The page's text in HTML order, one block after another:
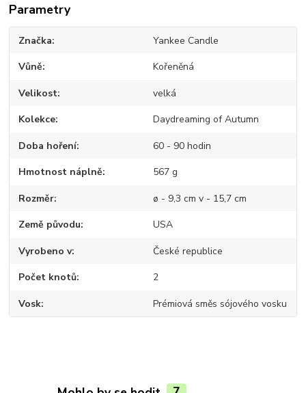
Parametry
Značka Yankee Candle
Vůně Kořeněná
Velikost velká
Kolekce Daydreaming of Autumn
Doba hoření 60 - 90 hodin
Hmotnost náplně 567 g
Rozměr ø - 9,3 cm v - 15,7 cm
Země původu USA
Vyrobeno v České republice
Počet knotů 2
Vosk Prémiová směs sójového vosku